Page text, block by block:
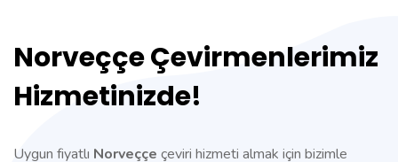
Norveççe Çevirmenlerimiz
Hizmetinizde!
Uygun fiyatlı Norveççe çeviri hizmeti almak için bizimle